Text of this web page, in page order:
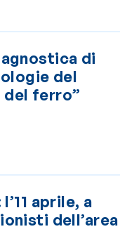
di
del
ferro”
aprile, a
dell’area